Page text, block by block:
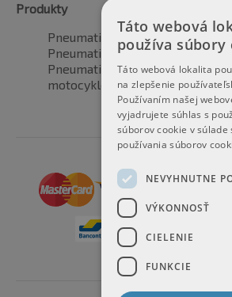
Produkty
Pneumatiky pre automobily
Pneumatiky pre SUV / 4x4
Pneumatiky pre dodávku
motocyklové pneumatiky
Táto webová
používa súbory
Táto webová lokalita
na zlepšenie
Používaním našej
vyjadrujete súhlas s
súborov cookie v súlade
používania súborov
NEVYHNUTNE
VÝKONNOSŤ
CIELENIE
FUNKCIE